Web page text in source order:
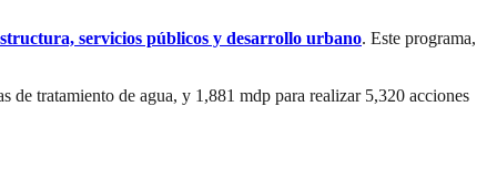
servicios públicos y desarrollo urbano. Este programa,
de tratamiento de agua, y 1,881 mdp para realizar 5,320 acciones